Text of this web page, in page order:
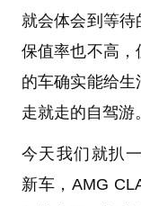
就会体会到等
保值率也不高，
的车确实能给
走就走的自驾游。
今天我们就扒
新车，AMG